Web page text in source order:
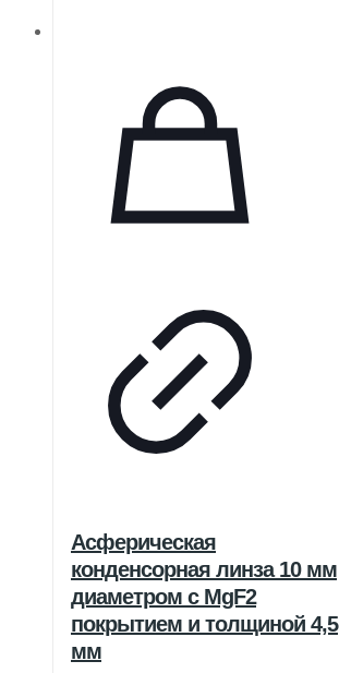
Асферическая
конденсорная линза 10 мм
диаметром с MgF2
покрытием и толщиной 4,5
мм